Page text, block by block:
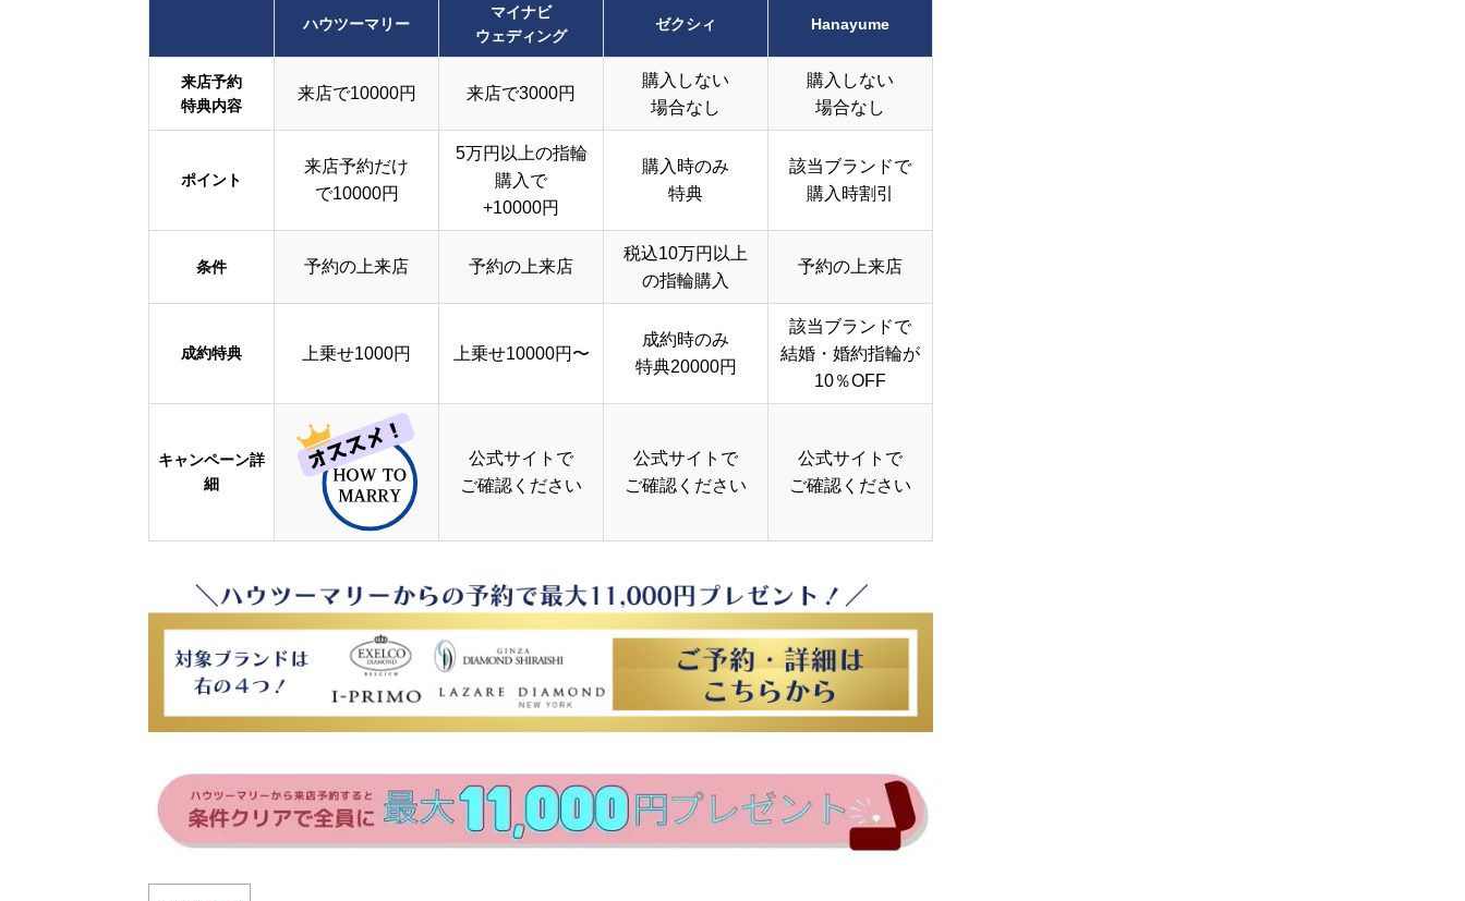
ハウツーマリー
マイナビ
ウェディング
ゼクシィ Hanayume
来店予約
特典内容
来店で10000円 来店で3000円
購入しない
場合なし
購入しない
場合なし
ポイント
来店予約だけ
で10000円
5万円以上の指輪
購入で
+10000円
購入時のみ
特典
該当ブランドで
購入時割引
条件 予約の上来店 予約の上来店
税込10万円以上
の指輪購入
予約の上来店
成約特典 上乗せ1000円 上乗せ10000円〜
成約時のみ
特典20000円
該当ブランドで
結婚・婚約指輪が
10％OFF
キャンペーン詳
細
公式サイトで
ご確認ください
公式サイトで
ご確認ください
公式サイトで
ご確認ください